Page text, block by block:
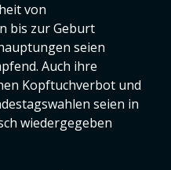
von
bis zur Geburt
seien
Auch ihre
Kopftuchverbot und
seien in
wiedergegeben